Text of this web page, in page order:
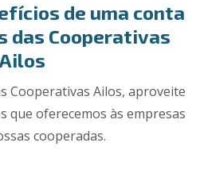
de uma conta
das Cooperativas
Ailos
Cooperativas Ailos, aproveite
que oferecemos às empresas
cooperadas.